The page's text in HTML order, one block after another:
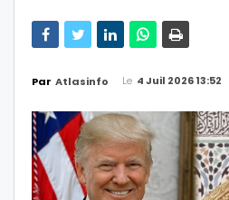
Par Atlasinfo Le 4 Juil 2026 13:52